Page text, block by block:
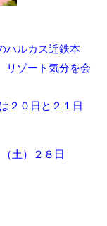
ハルカス近鉄本
リゾート気分を会
２０日と２１日
土）２８日